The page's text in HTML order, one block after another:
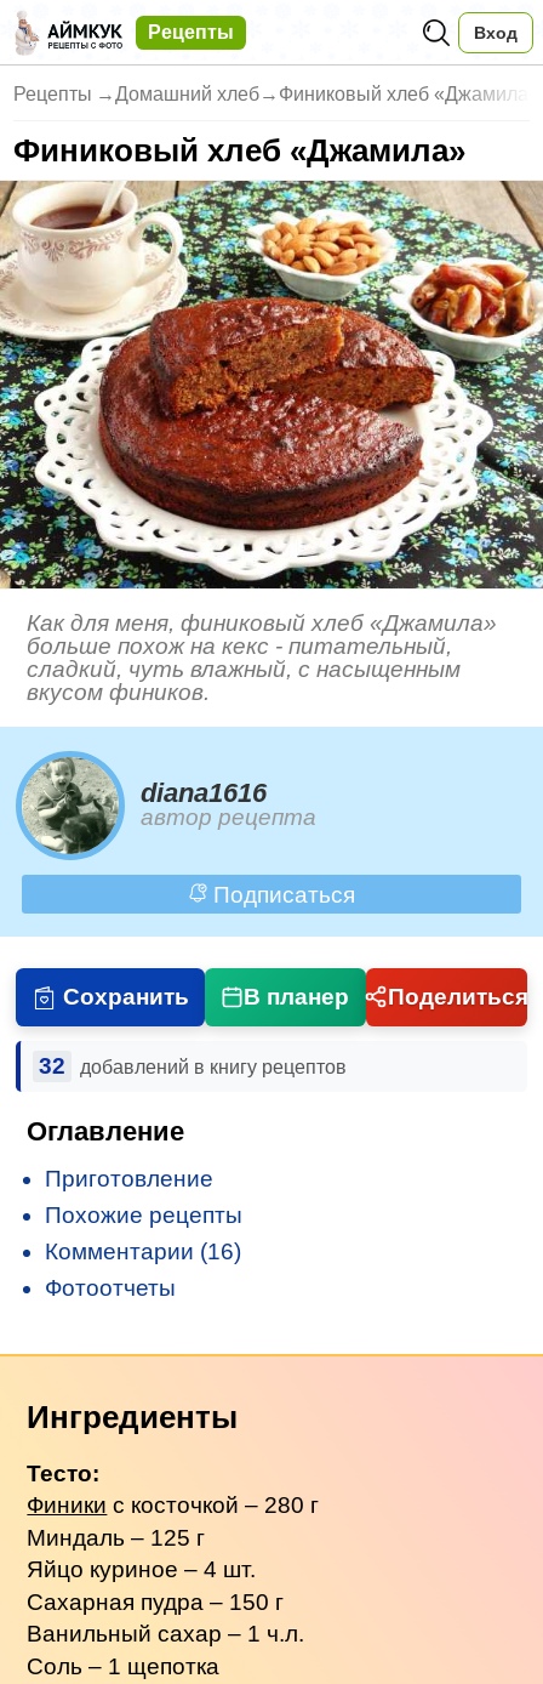
Рецепты Вход
Рецепты →Домашний хлеб→ Финиковый хлеб «Джамила»
Финиковый хлеб «Джамила»
Как для меня, финиковый хлеб «Джамила»
больше похож на кекс - питательный,
сладкий, чуть влажный, с насыщенным
вкусом фиников.
diana1616
автор рецепта
Подписаться
Сохранить В планер Поделиться
32 добавлений в книгу рецептов
Оглавление
Приготовление
Похожие рецепты
Комментарии (16)
Фотоотчеты
Ингредиенты
Тесто:
Финики с косточкой – 280 г
Миндаль – 125 г
Яйцо куриное – 4 шт.
Сахарная пудра – 150 г
Ванильный сахар – 1 ч.л.
Соль – 1 щепотка